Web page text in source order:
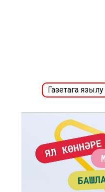
Газетага язылу